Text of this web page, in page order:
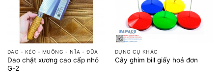
DAO - KÉO - MUỖNG - NĨA - ĐŨA
Dao chặt xương cao cấp nhỏ
G-2
DỤNG CỤ KHÁC
Cây ghim bill giấy hoá đơn